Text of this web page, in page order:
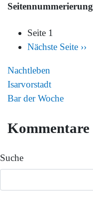
Seitennummerierung
Seite 1
Nächste Seite ››
Nachtleben
Isarvorstadt
Bar der Woche
Kommentare
Suche